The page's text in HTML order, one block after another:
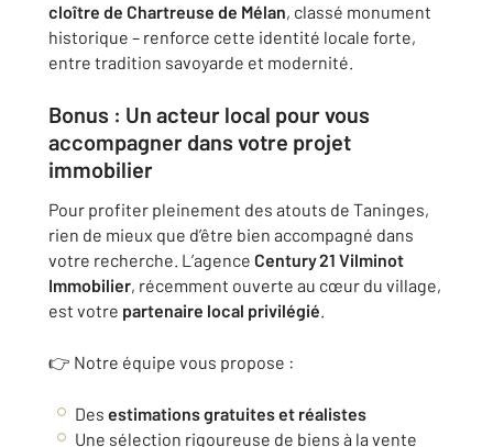
cloître de Chartreuse de Mélan, classé monument
historique – renforce cette identité locale forte,
entre tradition savoyarde et modernité.
Bonus : Un acteur local pour vous
accompagner dans votre projet
immobilier
Pour profiter pleinement des atouts de Taninges,
rien de mieux que d’être bien accompagné dans
votre recherche. L’agence Century 21 Vilminot
Immobilier, récemment ouverte au cœur du village,
est votre partenaire local privilégié.
👉 Notre équipe vous propose :
Des estimations gratuites et réalistes
Une sélection rigoureuse de biens à la vente